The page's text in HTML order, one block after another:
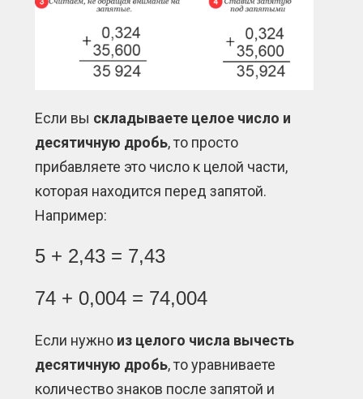
Если вы складываете целое число и
десятичную дробь, то просто
прибавляете это число к целой части,
которая находится перед запятой.
Например:
5 + 2,43 = 7,43
74 + 0,004 = 74,004
Если нужно из целого числа вычесть
десятичную дробь, то уравниваете
количество знаков после запятой и